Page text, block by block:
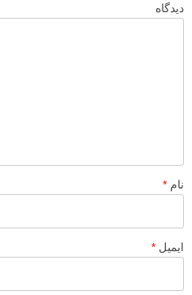
دیدگاه
نام *
ایمیل *